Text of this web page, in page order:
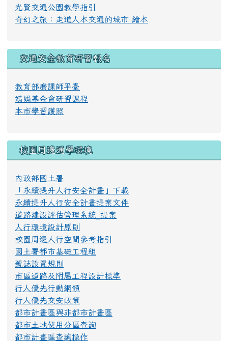
課程與教學資源整合平臺
教育大市集
奇幻之旅：走進人本交通的城市 繪本
交通安全教育研習報名
本市學習護照
校園周邊通學環境
內政部國土署
「永續提升人行安全計畫」下載
永續提升人行安全計畫提案文件
道路建設評估管理系統_提案
人行環境設計原則
校園周邊人行空間參考指引
國土署都市基礎工程組
號誌設置規則
市區道路及附屬工程設計標準
行人優先行動綱領
行人優先交安政策